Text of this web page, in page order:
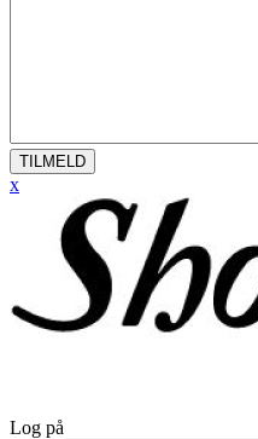
TILMELD
x
Log på